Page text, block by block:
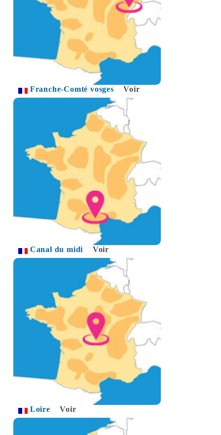
Franche-Comté vosges Voir
Canal du midi Voir
Loire Voir